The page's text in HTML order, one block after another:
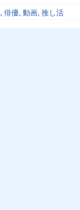
, 俳優, 動画, 推し活